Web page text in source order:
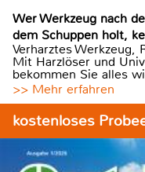
Wer Werkzeug nach
dem Schuppen holt,
Verharztes Werkzeug,
Mit Harzlöser und
bekommen Sie alles
>> Mehr erfahren
kostenloses